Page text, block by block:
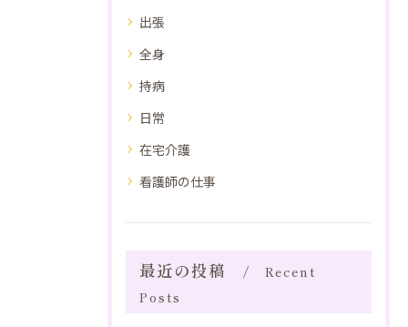
出張
全身
持病
日常
在宅介護
看護師の仕事
最近の投稿
Recent
Posts